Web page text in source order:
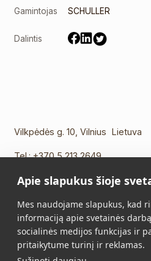
Gamintojas SCHULLER
Dalintis
Vilkpėdės g. 10, Vilnius Lietuva
Tel.:+370 5 213 2649
El. paštas:info@vidalis.lt
Pagrindinis
Apie mus
Apie slapukus šioje
Mes naudojame slapukus, kad
informaciją apie svetainės
socialinės medijos funkcijas ir
pritaikytume turinį ir reklamas.